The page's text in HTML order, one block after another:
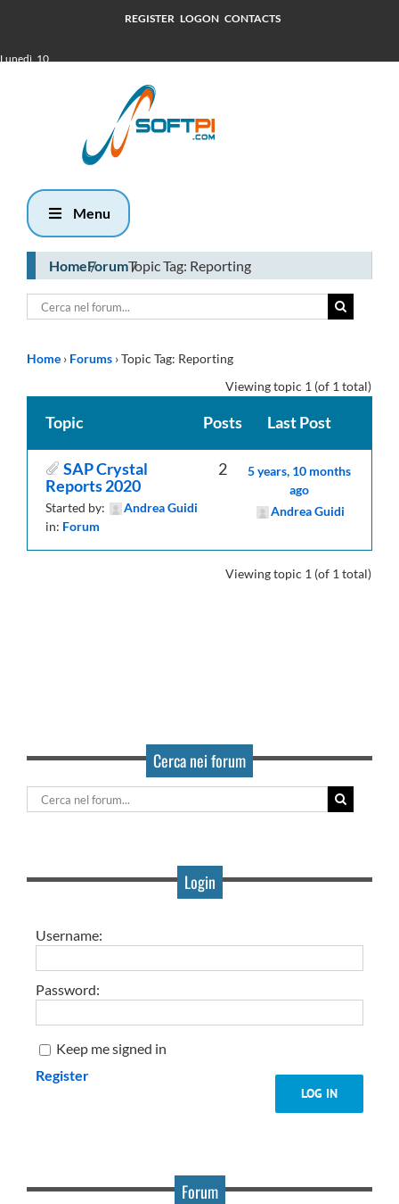
REGISTER LOGON CONTACTS
Lunedì, 10
Menu
HomeForumTopic Tag: Reporting
Home › Forums ›Topic Tag: Reporting
Viewing topic 1 (of 1 total)
Topic Posts Last Post
SAP Crystal
Reports 2020
Started by:
Andrea Guidi
in: Forum
2
5 years, 10 months
ago
Andrea Guidi
Viewing topic 1 (of 1 total)
Cerca nei forum
Login
Username:
Password:
Keep me signed in
LOG IN
Register
Forum